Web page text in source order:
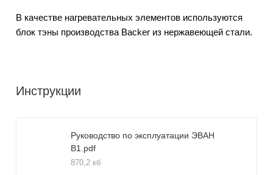
В качестве нагревательных элементов используются
блок тэны производства Backer из нержавеющей стали.
Инструкции
Руководство по эксплуатации ЭВАН
В1.pdf
870,2 кб